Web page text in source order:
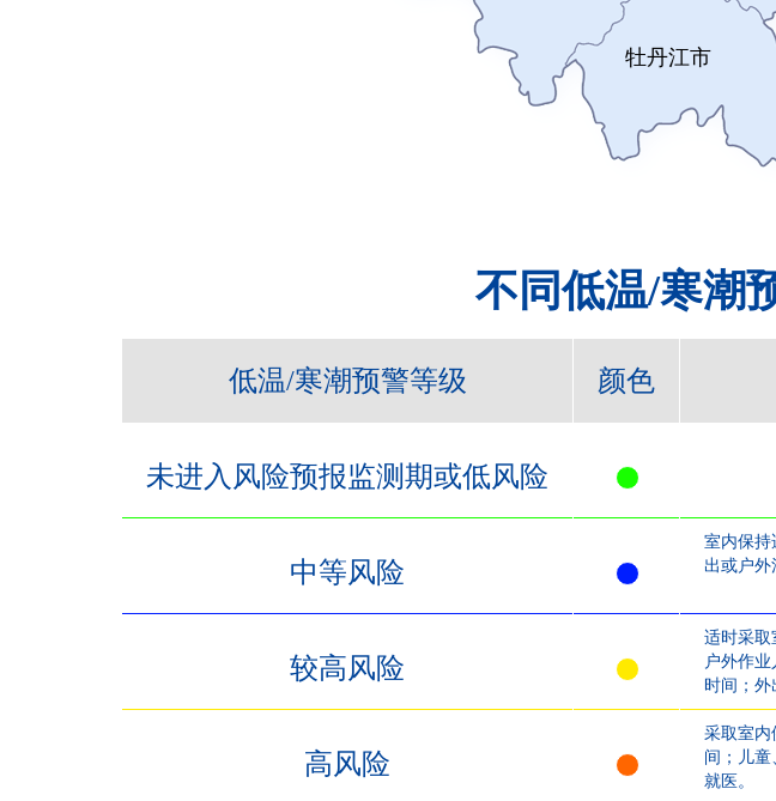
牡丹江市
不同低温/寒潮
低温/寒潮预警等级
未进入风险预报监测期或低风险
中等风险
较高风险
高风险
颜色
室内保持
出或户外
适时采取
户外作
时间；外
采取室内
间；儿
就医。